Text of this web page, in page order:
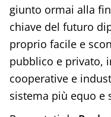
giunto ormai alla
chiave del futuro
proprio facile e
pubblico e privato,
cooperative e
sistema più equo e